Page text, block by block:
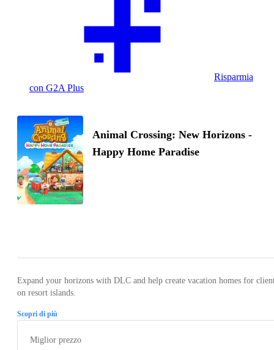
Risparmia
con G2A Plus
Animal Crossing: New Horizons -
Happy Home Paradise
Expand your horizons with DLC and help create vacation homes for
on resort islands.
Scopri di più
Miglior prezzo